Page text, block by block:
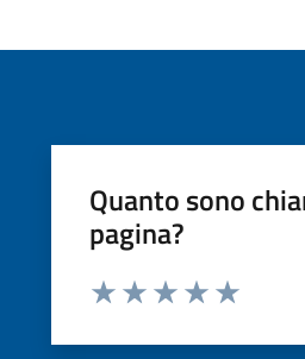
Quanto sono
pagina?
Valuta da 1 a 5 stelle la pagina